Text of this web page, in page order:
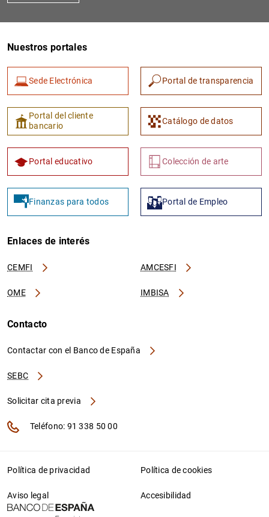
1 2
Nuestros portales
Sede Electrónica Portal de transparencia
Portal del cliente
bancario
Catálogo de datos
Portal educativo Colección de arte
Finanzas para todos Portal de Empleo
Enlaces de interés
CEMFI AMCESFI
OME IMBISA
Contacto
Contactar con el Banco de España
SEBC
Solicitar cita previa
Teléfono: 91 338 50 00
Política de privacidad Política de cookies
Aviso legal Accesibilidad